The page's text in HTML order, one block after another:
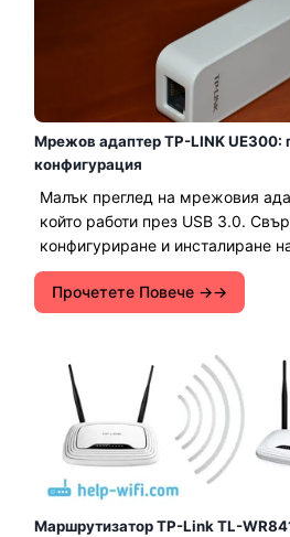
Мрежов адаптер TP-LINK UE300:
конфигурация
Малък преглед на мрежовия
който работи през USB 3.0.
конфигуриране и инсталиране
Прочетете Повече →
Маршрутизатор TP-Link TL-